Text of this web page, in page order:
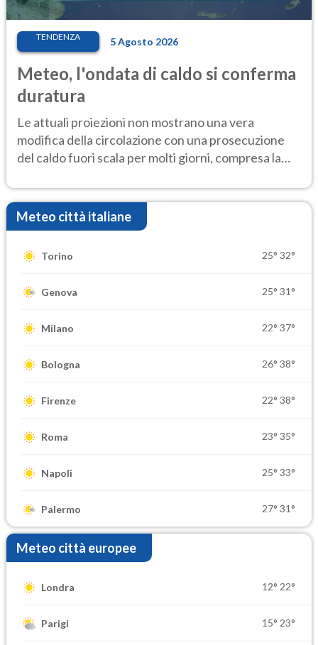
TENDENZA 5 Agosto 2026
Meteo, l'ondata di caldo si conferma
duratura
Le attuali proiezioni non mostrano una vera
modifica della circolazione con una prosecuzione
del caldo fuori scala per molti giorni, compresa la
Meteo città italiane
Torino 25° 32°
Genova 25° 31°
Milano 22° 37°
Bologna 26° 38°
Firenze 22° 38°
Roma 23° 35°
Napoli 25° 33°
Palermo 27° 31°
Meteo città europee
Londra 12° 22°
Parigi 15° 23°